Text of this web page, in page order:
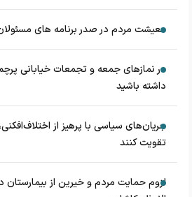
معیشت مردم در صدر برنامه های
در نماز‌های جمعه و تجمعات خیابانی پرچم
داشته باشید
جریان‌های سیاسی با پرهیز از
تقویت کنند
لزوم حمایت مردم و خیرین از بیمارستان